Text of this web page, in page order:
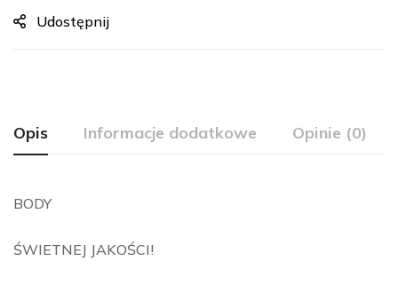
Udostępnij
Opis Informacje dodatkowe Opinie (0)
BODY
ŚWIETNEJ JAKOŚCI!